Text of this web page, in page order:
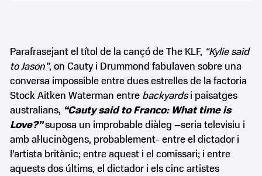
Parafrasejant el títol de la cançó de The KLF, “Kylie said
to Jason”, on Cauty i Drummond fabulaven sobre una
conversa impossible entre dues estrelles de la factoria
Stock Aitken Waterman entre backyardsi paisatges
australians, “Cauty said to Franco: What time is
Love?”suposa un improbable diàleg –seria televisiu i
amb al·lucinògens, probablement- entre el dictador i
l’artista britànic; entre aquest i el comissari; i entre
aquests dos últims, el dictador i els cinc artistes